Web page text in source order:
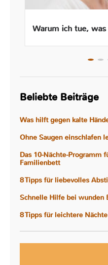
Warum ich tue,
Beliebte Beiträge
Was hilft gegen kalte
Ohne Saugen einschlafen
Das 10-Nächte-Programm
Familienbett
8 Tipps für liebevolles
Schnelle Hilfe bei wunden
8 Tipps für leichtere